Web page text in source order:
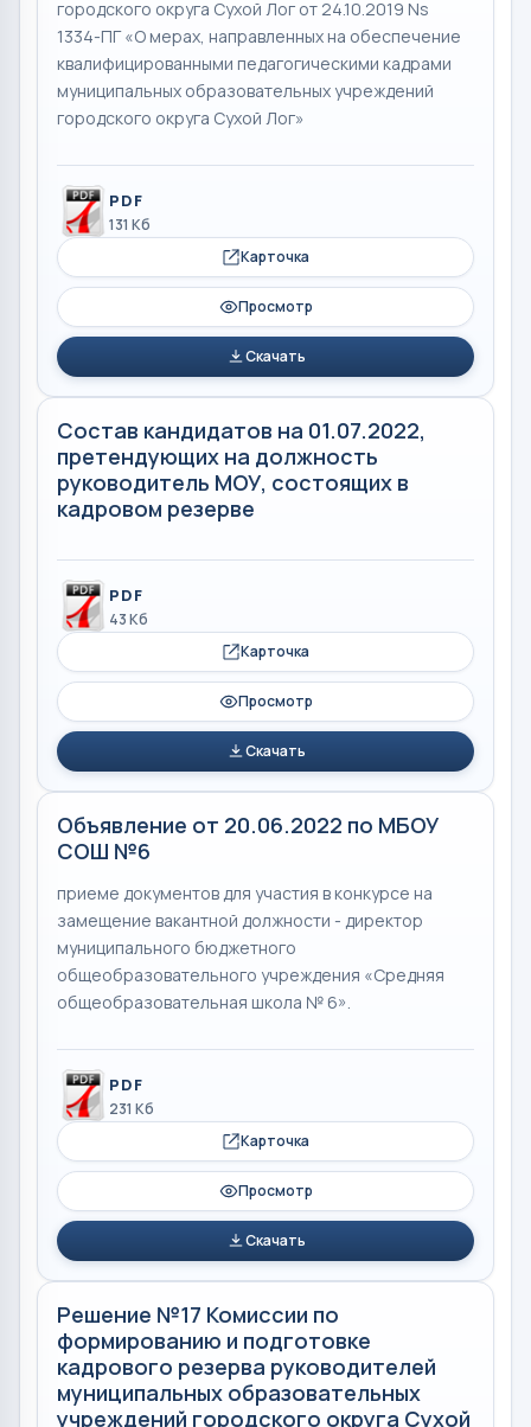
городского округа Сухой Лог от 24.10.2019 Ns
1334-ПГ «О мерах, направленных на обеспечение
квалифицированными педагогическими кадрами
муниципальных образовательных учреждений
городского округа Сухой Лог»
PDF
131 Кб
Карточка
Просмотр
Скачать
Состав кандидатов на 01.07.2022,
претендующих на должность
руководитель МОУ, состоящих в
кадровом резерве
PDF
43 Кб
Карточка
Просмотр
Скачать
Объявление от 20.06.2022 по МБОУ
СОШ №6
приеме документов для участия в конкурсе на
замещение вакантной должности - директор
муниципального бюджетного
общеобразовательного учреждения «Средняя
общеобразовательная школа № 6».
PDF
231 Кб
Карточка
Просмотр
Скачать
Решение №17 Комиссии по
формированию и подготовке
кадрового резерва руководителей
муниципальных образовательных
учреждений городского округа Сухой